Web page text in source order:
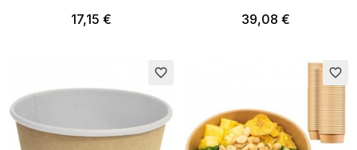
17,15 € 39,08 €
favorite_border favorite_border